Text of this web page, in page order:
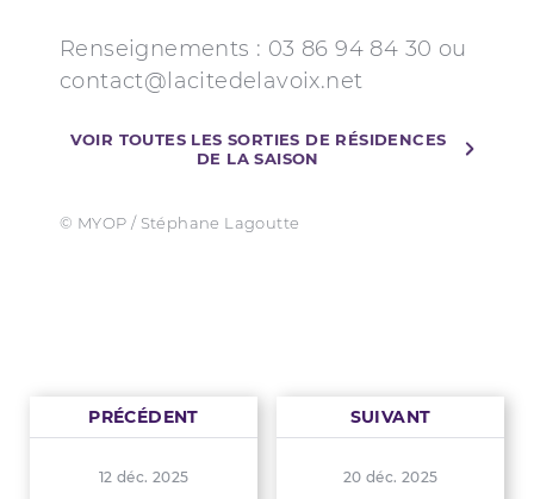
Renseignements : 03 86 94 84 30 ou
contact@lacitedelavoix.net
VOIR TOUTES LES SORTIES DE RÉSIDENCES
DE LA SAISON
© MYOP / Stéphane Lagoutte
PRÉCÉDENT
12 déc. 2025
SUIVANT
20 déc. 2025